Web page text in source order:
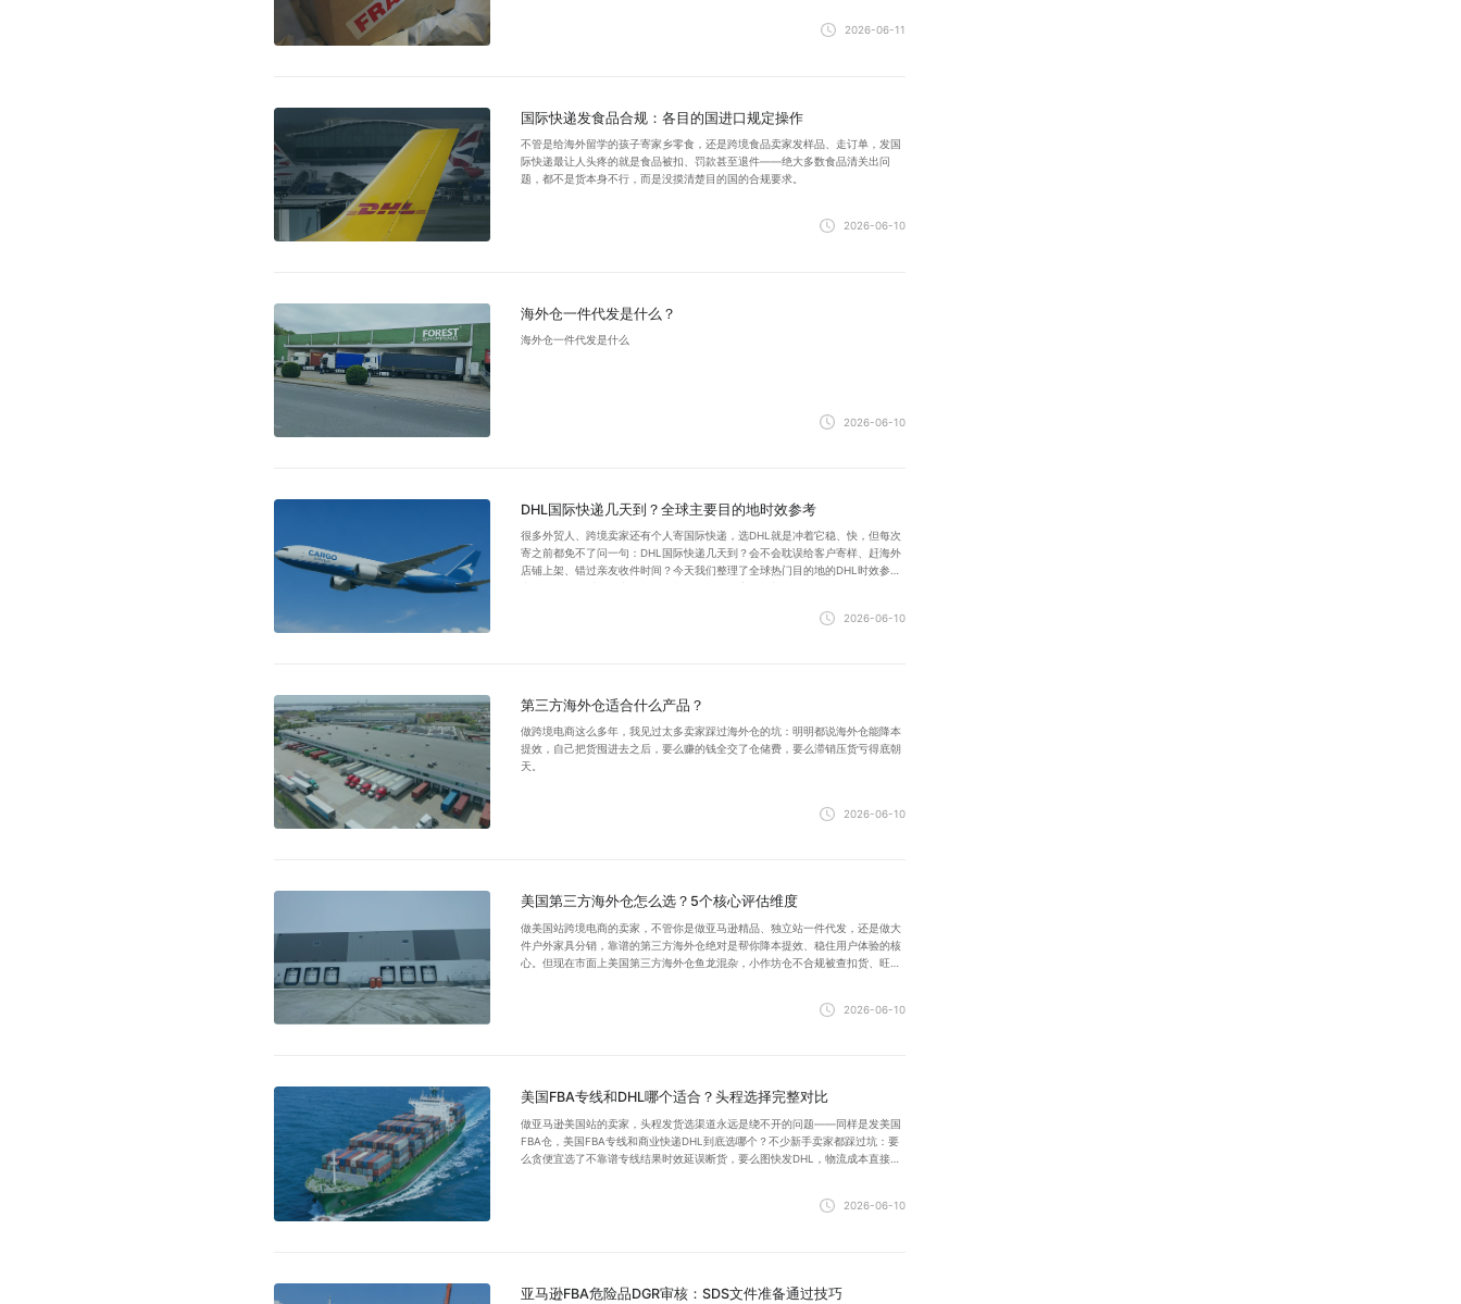
2026-06-11
国际快递发食品合规：各目的国进口规定操作
不管是给海外留学的孩子寄家乡零食，还是跨境食品卖家发样品、走订单，发国
际快递最让人头疼的就是食品被扣、罚款甚至退件——绝大多数食品清关出问
题，都不是货本身不行，而是没摸清楚目的国的合规要求。
2026-06-10
海外仓一件代发是什么？
海外仓一件代发是什么
2026-06-10
DHL国际快递几天到？全球主要目的地时效参考
很多外贸人、跨境卖家还有个人寄国际快递，选DHL就是冲着它稳、快，但每次
寄之前都免不了问一句：DHL国际快递几天到？会不会耽误给客户寄样、赶海外
店铺上架、错过亲友收件时间？今天我们整理了全球热门目的地的DHL时效参
2026-06-10
第三方海外仓适合什么产品？
做跨境电商这么多年，我见过太多卖家踩过海外仓的坑：明明都说海外仓能降本
提效，自己把货囤进去之后，要么赚的钱全交了仓储费，要么滞销压货亏得底朝
天。
2026-06-10
美国第三方海外仓怎么选？5个核心评估维度
做美国站跨境电商的卖家，不管你是做亚马逊精品、独立站一件代发，还是做大
件户外家具分销，靠谱的第三方海外仓绝对是帮你降本提效、稳住用户体验的核
心。但现在市面上美国第三方海外仓鱼龙混杂，小作坊仓不合规被查扣货、旺季
2026-06-10
美国FBA专线和DHL哪个适合？头程选择完整对比
做亚马逊美国站的卖家，头程发货选渠道永远是绕不开的问题——同样是发美国
FBA仓，美国FBA专线和商业快递DHL到底选哪个？不少新手卖家都踩过坑：要
么贪便宜选了不靠谱专线结果时效延误断货，要么图快发DHL，物流成本直接吃
2026-06-10
亚马逊FBA危险品DGR审核：SDS文件准备通过技巧